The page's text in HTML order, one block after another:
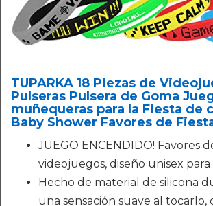
TUPARKA 18 Piezas de
Pulseras Pulsera de Goma
muñequeras para la Fiesta de
Baby Shower Favores de
JUEGO ENCENDIDO! Favores
videojuegos, diseño unisex para
Hecho de material de silicona
una sensación suave al tocarlo,